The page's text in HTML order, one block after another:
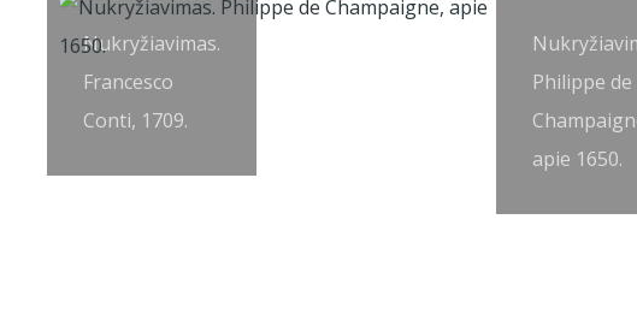
Nukryžiavimas.
Francesco
Conti, 1709.
Philippe de
apie 1650.